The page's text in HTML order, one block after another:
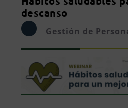
descanso
Gestión de